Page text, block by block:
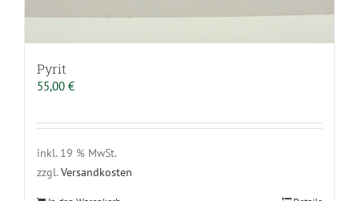
Pyrit
55,00 €
inkl. 19 % MwSt.
zzgl. Versandkosten